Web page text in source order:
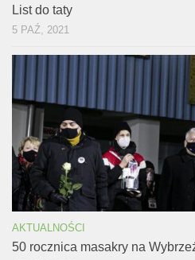
List do taty
5 PAŹ, 2021
AKTUALNOŚCI
50 rocznica masakry na